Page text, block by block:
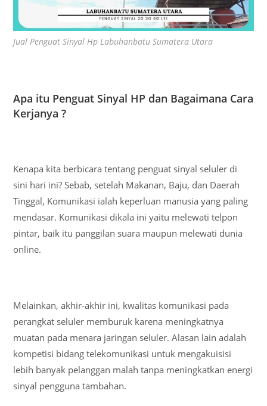
Jual Penguat Sinyal Hp Labuhanbatu Sumatera Utara
Apa itu Penguat Sinyal HP dan Bagaimana Cara
Kerjanya ?
Kenapa kita berbicara tentang penguat sinyal seluler di
sini hari ini? Sebab, setelah Makanan, Baju, dan Daerah
Tinggal, Komunikasi ialah keperluan manusia yang paling
mendasar. Komunikasi dikala ini yaitu melewati telpon
pintar, baik itu panggilan suara maupun melewati dunia
online.
Melainkan, akhir-akhir ini, kwalitas komunikasi pada
perangkat seluler memburuk karena meningkatnya
muatan pada menara jaringan seluler. Alasan lain adalah
kompetisi bidang telekomunikasi untuk mengakuisisi
lebih banyak pelanggan malah tanpa meningkatkan energi
sinyal pengguna tambahan.